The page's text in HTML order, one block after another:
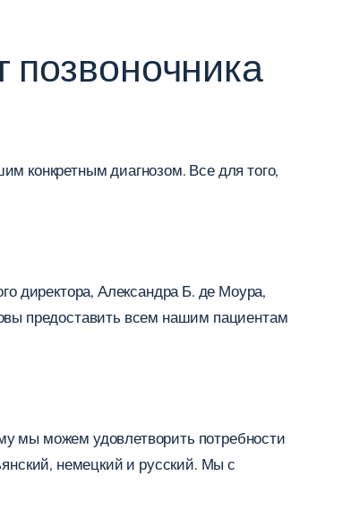
позвоночника
конкретным диагнозом. Все для того,
директора, Александра Б. де Моура,
предоставить всем нашим пациентам
мы можем удовлетворить потребности
немецкий и русский. Мы с